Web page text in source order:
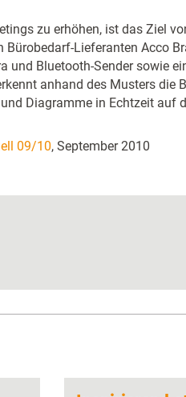
zu erhöhen, ist das Ziel
Bürobedarf-Lieferanten Acco
und Bluetooth-Sender sowie
anhand des Musters die
Diagramme in Echtzeit auf
09/10, September 2010